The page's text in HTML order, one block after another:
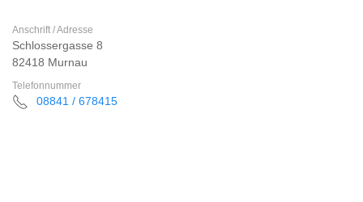
Anschrift / Adresse
Schlossergasse 8
82418 Murnau
Telefonnummer
08841 / 678415